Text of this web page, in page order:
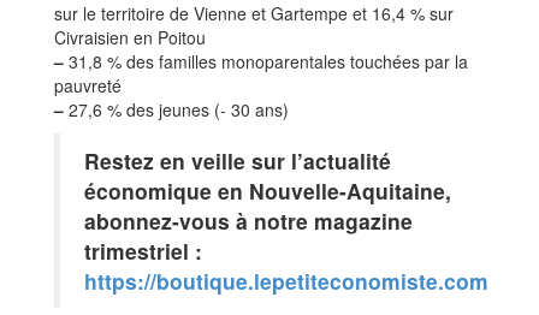
sur le territoire de Vienne et Gartempe et 16,4 % sur
Civraisien en Poitou
– 31,8 % des familles monoparentales touchées par la
pauvreté
– 27,6 % des jeunes (- 30 ans)
Restez en veille sur l’actualité
économique en Nouvelle-Aquitaine,
abonnez-vous à notre magazine
trimestriel :
https://boutique.lepetiteconomiste.com